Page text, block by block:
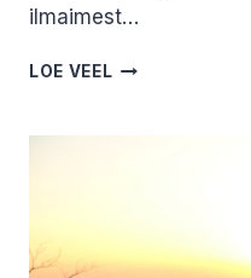
ilmaimest…
LOE VEEL KADRI